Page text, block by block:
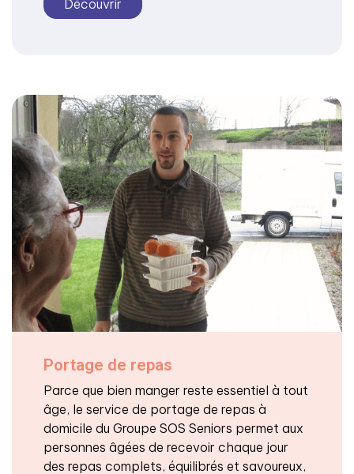
Découvrir
Portage de repas
Parce que bien manger reste essentiel à tout
âge, le service de portage de repas à
domicile du Groupe SOS Seniors permet aux
personnes âgées de recevoir chaque jour
des repas complets, équilibrés et savoureux,